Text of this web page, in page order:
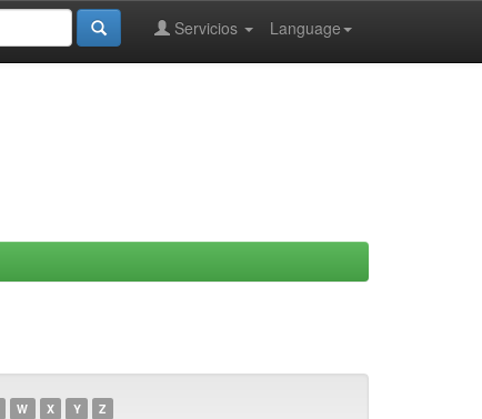
Language
Servicios
W X Y Z